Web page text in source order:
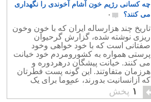
چه کسانی رژیم خون آشام آخوندی را نگهداری
می کنند؟
۰
تاریخ چند هزارساله ایران که با خون وخون
ریزی نوشته شده، گزارش گرحیوان
صفتانی است که با خود خواهی وخود
پرستی همواره به کشورومردم خود خیانت
می کنند. خیانت پیشگان درهردوره و
هرزمان متفاوتند. این گونه پست فطرتان
که ازانسانیت بدورند، عموما برای یک
دستمال تیمچه ای را به آتش می کشند.
دردوران کنونی گروههای […]
۱ پخش